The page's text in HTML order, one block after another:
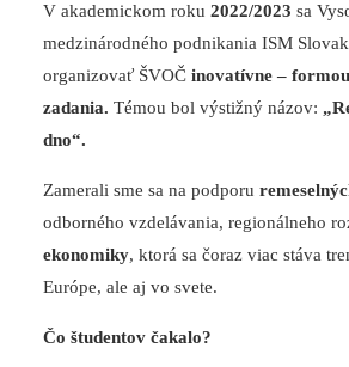
V akademickom roku 2022/2023 sa
medzinárodného podnikania ISM
organizovať ŠVOČ inovatívne –
zadania. Témou bol výstižný názov:
dno“.
Zamerali sme sa na podporu
odborného vzdelávania, regionálneho
ekonomiky, ktorá sa čoraz viac stáva
Európe, ale aj vo svete.
Čo študentov čakalo?